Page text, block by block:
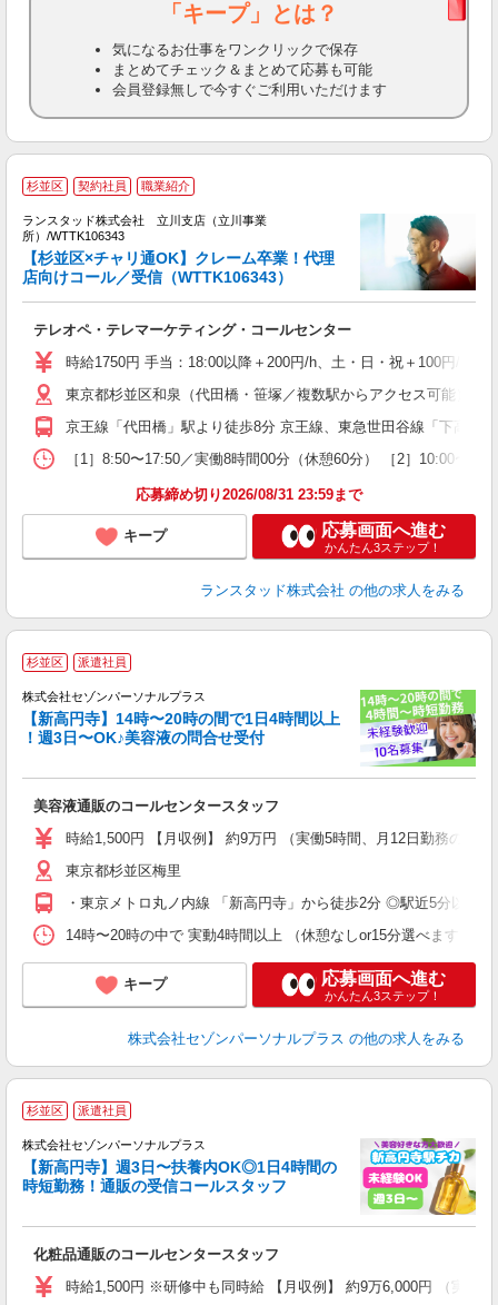
「キープ」とは？
気になるお仕事をワンクリックで保存
まとめてチェック＆まとめて応募も可能
会員登録無しで今すぐご利用いただけます
杉並区 契約社員 職業紹介
ランスタッド株式会社 立川支店（立川事業
所）/WTTK106343
【杉並区×チャリ通OK】クレーム卒業！代理
店向けコール／受信（WTTK106343）
テレオペ・テレマーケティング・コールセンター
時給1750円 手当：18:00以降＋200円/h、土・日・祝＋100円/h
東京都杉並区和泉（代田橋・笹塚／複数駅からアクセス可能）
京王線「代田橋」駅より徒歩8分 京王線、東急世田谷線「下高井
［1］8:50〜17:50／実働8時間00分（休憩60分） ［2］10:00〜
応募締め切り2026/08/31 23:59まで
キープ 応募画面へ進む
かんたん3ステップ！
ランスタッド株式会社 の他の求人をみる
杉並区 派遣社員
株式会社セゾンパーソナルプラス
【新高円寺】14時〜20時の間で1日4時間以上
！週3日〜OK♪美容液の問合せ受付
美容液通販のコールセンタースタッフ
時給1,500円 【月収例】 約9万円 （実働5時間、月12日勤務の場
東京都杉並区梅里
・東京メトロ丸ノ内線 「新高円寺」から徒歩2分 ◎駅近5分以内
14時〜20時の中で 実動4時間以上 （休憩なしor15分選べます）
キープ 応募画面へ進む
かんたん3ステップ！
株式会社セゾンパーソナルプラス の他の求人をみる
杉並区 派遣社員
株式会社セゾンパーソナルプラス
【新高円寺】週3日〜扶養内OK◎1日4時間の
時短勤務！通販の受信コールスタッフ
化粧品通販のコールセンタースタッフ
時給1,500円 ※研修中も同時給 【月収例】 約9万6,000円 （実働